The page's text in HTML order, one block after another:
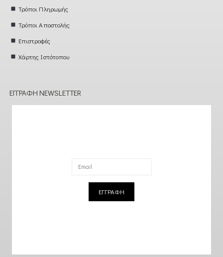
Τρόποι Πληρωμής
Τρόποι Αποστολής
Επιστροφές
Χάρτης Ιστότοπου
ΕΓΓΡΑΦΉ NEWSLETTER
ΕΓΓΡΑΦΗ